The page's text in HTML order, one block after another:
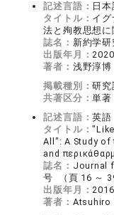
記述言語： 日本
タイトル： イグ
法と殉教思想
誌名： 新約学
出版年月：
著者： 浅野淳博
掲載種別：研究
共著区分：単著
記述言語：英語
タイトル：
All": A Study of
and
誌名： Journal
号 （頁 16 ～
出版年月：
著者： Atsuhiro